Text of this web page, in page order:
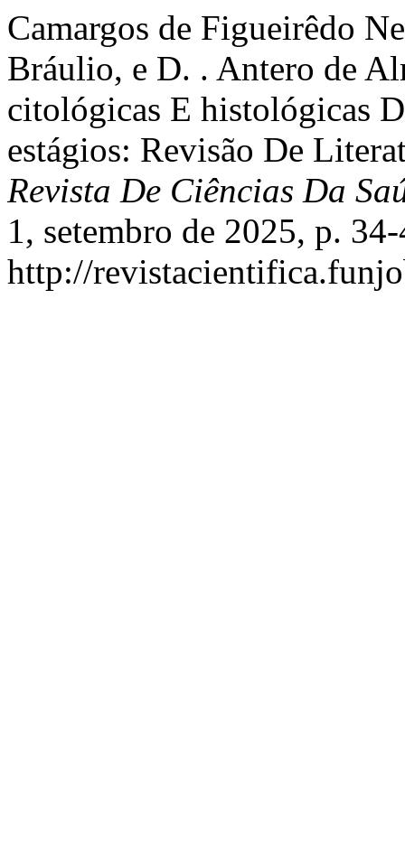
Camargos de Figueirêdo
Bráulio, e D. . Antero de
citológicas E histológicas
estágios: Revisão De
Revista De Ciências Da
1, setembro de 2025, p.
http://